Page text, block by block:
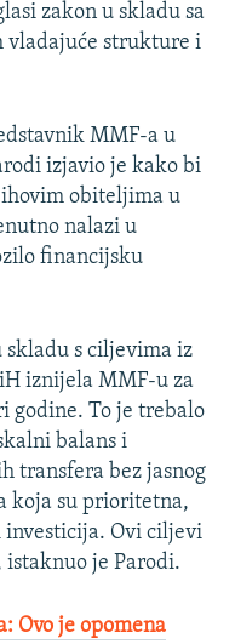
zakon u skladu sa
vladajuće strukture i
MMF-a u
izjavio je kako bi
obiteljima u
nalazi u
financijsku
skladu s ciljevima iz
iznijela MMF-u za
godine. To je trebalo
balans i
transfera bez jasnog
koja su prioritetna,
investicija. Ovi ciljevi
je Parodi.
Ovo je opomena